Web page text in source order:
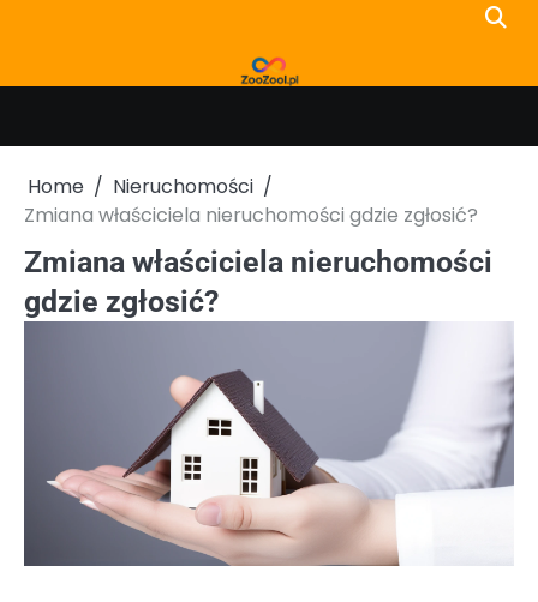
Home
Nieruchomości
Zmiana właściciela nieruchomości gdzie zgłosić?
Zmiana właściciela nieruchomości
gdzie zgłosić?